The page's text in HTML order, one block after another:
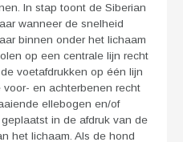
In stap toont de Siberian
wanneer de snelheid
binnen onder het lichaam
op een centrale lijn recht
voetafdrukken op één lijn
en achterbenen recht
ellebogen en/of
in de afdruk van de
het lichaam. Als de hond